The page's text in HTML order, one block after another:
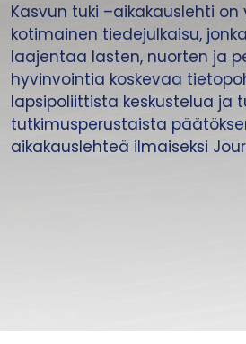
Kasvun tuki –aikakauslehti
kotimainen tiedejulkaisu,
laajentaa lasten, nuorten ja
hyvinvointia koskevaa
lapsipoliittista keskustelua ja
tutkimusperustaista
aikakauslehteä ilmaiseksi